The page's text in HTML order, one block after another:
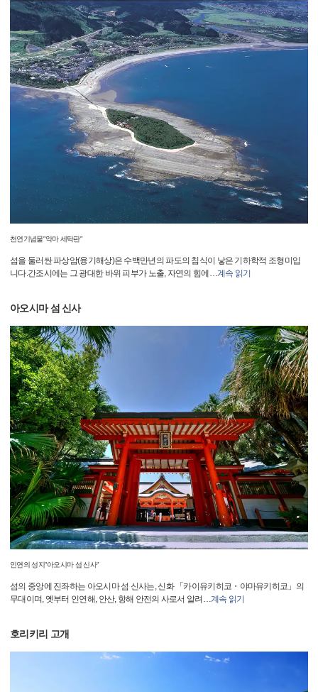
천연기념물"악마 세탁판"
섬을 둘러싼 파상암(융기해상)은 수백만년의 파도의 침식이 낳은 기하학적 조형미입
니다.간조시에는 그 광대한 바위 피부가 노출, 자연의 힘에 …계속 읽기
아오시마 섬 신사
인연의 성지"아오시마 섬 신사"
섬의 중앙에 진좌하는 아오시마 섬 신사는, 신화 「카이유키히코・야마유키히코」의
무대이며, 옛부터 인연해, 안산, 항해 안전의 사로서 알려 …계속 읽기
호리키리 고개